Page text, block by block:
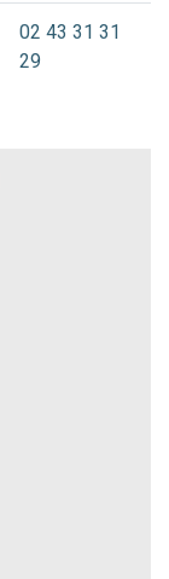
02 43 31 31
29